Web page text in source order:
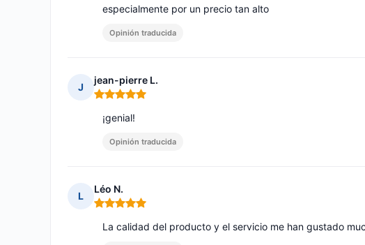
especialmente por un precio tan alto
Opinión traducida
J
jean-pierre L.
Nota: 5 de 5
¡genial!
Opinión traducida
L
Léo N.
Nota: 5 de 5
La calidad del producto y el servicio me han gustado